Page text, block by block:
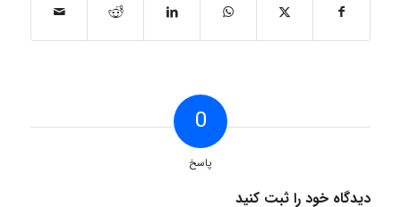
0
پاسخ
دیدگاه خود را ثبت کنید